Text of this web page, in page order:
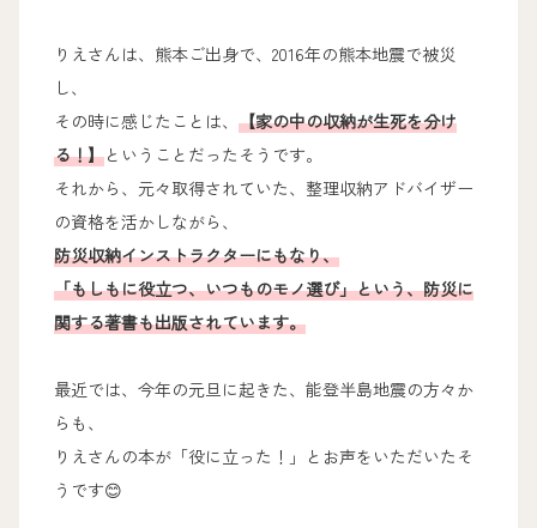
りえさんは、熊本ご出身で、2016年の熊本地震で被災
し、
その時に感じたことは、【家の中の収納が生死を分け
る！】ということだったそうです。
それから、元々取得されていた、整理収納アドバイザー
の資格を活かしながら、
防災収納インストラクターにもなり、
「もしもに役立つ、いつものモノ選び」という、防災に
関する著書も出版されています。
最近では、今年の元旦に起きた、能登半島地震の方々か
らも、
りえさんの本が「役に立った！」とお声をいただいたそ
うです😊